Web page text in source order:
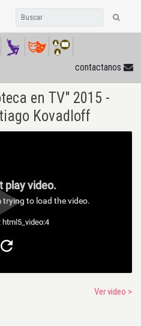
contactanos
en TV" 2015 -
Kovadloff
play video.
trying to load the video.
html5_video:4
Ver video >